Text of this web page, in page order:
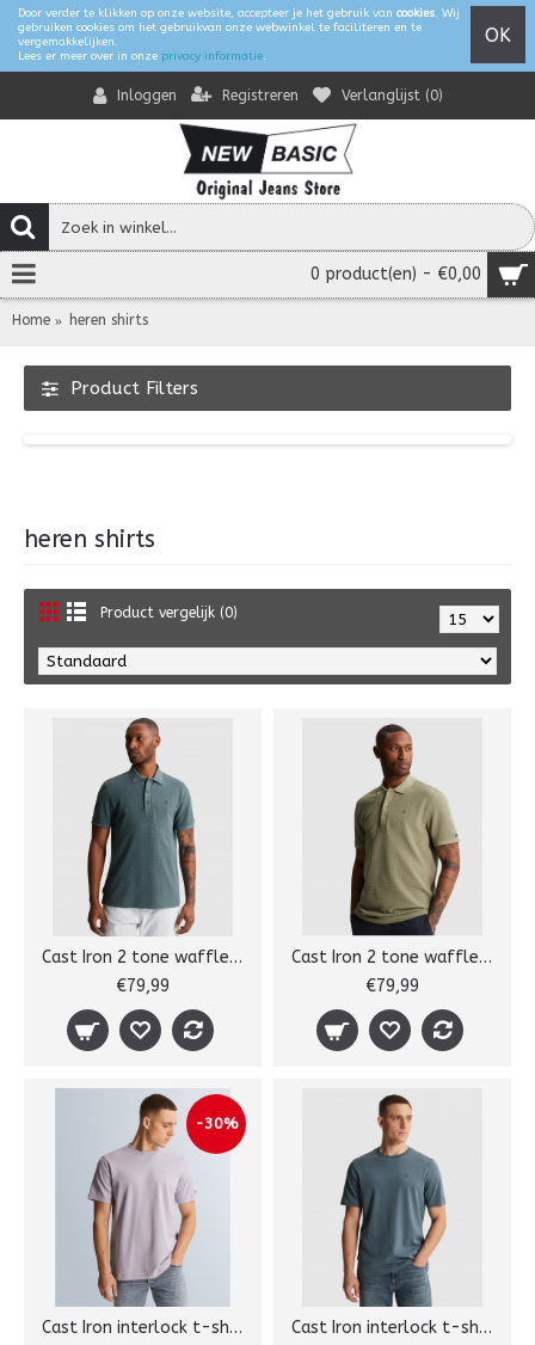
Door verder te klikken op onze website, accepteer je het gebruik van cookies. Wij
gebruiken cookies om het gebruikvan onze webwinkel te faciliteren en te
vergemakkelijken.
Lees er meer over in onze privacy informatie.
OK
Inloggen Registreren Verlanglijst (0)
0 product(en) - €0,00
Home heren shirts
Product Filters
heren shirts
Product vergelijk (0)
Cast Iron 2 tone waffle polo
€79,99
Cast Iron 2 tone waffle polo
€79,99
-30%
Cast Iron interlock t-shirt
Cast Iron interlock t-shirt